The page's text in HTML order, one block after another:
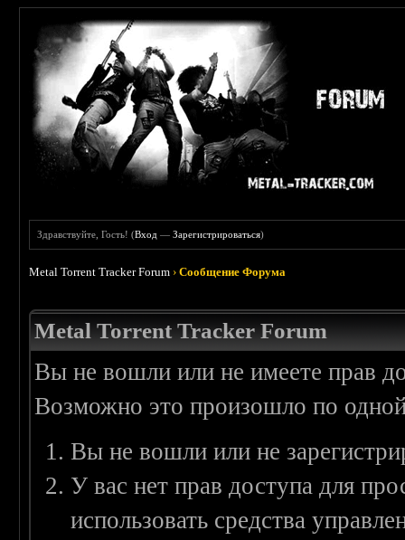
Здравствуйте, Гость! (Вход —Зарегистрироваться)
Metal Torrent Tracker Forum ›Сообщение Форума
Metal Torrent Tracker Forum
Вы не вошли или не имеете прав
Возможно это произошло по
Вы не вошли или не
У вас нет прав доступа для
использовать средства